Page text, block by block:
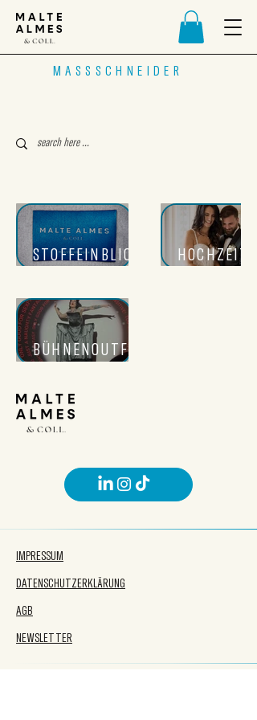
MASSSCHNEIDER
STOFFEINBLICKE
BÜHNENOUTFITS
IMPRESSUM
DATENSCHUTZERKLÄRUNG
AGB
NEWSLETTER